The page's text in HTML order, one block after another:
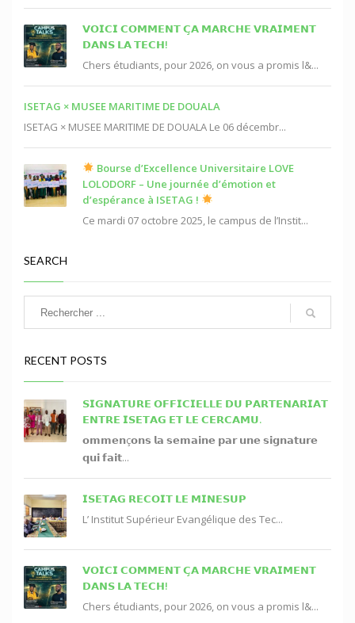
𝗩𝗢𝗜𝗖𝗜 𝗖𝗢𝗠𝗠𝗘𝗡𝗧 𝗖̧𝗔 𝗠𝗔𝗥𝗖𝗛𝗘 𝗩𝗥𝗔𝗜𝗠𝗘𝗡𝗧
𝗗𝗔𝗡𝗦 𝗟𝗔 𝗧𝗘𝗖𝗛!
Chers étudiants, pour 2026, on vous a promis l&...
ISETAG × MUSEE MARITIME DE DOUALA
ISETAG × MUSEE MARITIME DE DOUALA Le 06 décembr...
Bourse d’Excellence Universitaire LOVE
LOLODORF – Une journée d’émotion et
d’espérance à ISETAG !
Ce mardi 07 octobre 2025, le campus de l’Instit...
SEARCH
RECENT POSTS
𝗦𝗜𝗚𝗡𝗔𝗧𝗨𝗥𝗘 𝗢𝗙𝗙𝗜𝗖𝗜𝗘𝗟𝗟𝗘 𝗗𝗨 𝗣𝗔𝗥𝗧𝗘𝗡𝗔𝗥𝗜𝗔𝗧
𝗘𝗡𝗧𝗥𝗘 𝗜𝗦𝗘𝗧𝗔𝗚 𝗘𝗧 𝗟𝗘 𝗖𝗘𝗥𝗖𝗔𝗠𝗨.
𝗼𝗺𝗺𝗲𝗻ç𝗼𝗻𝘀 𝗹𝗮 𝘀𝗲𝗺𝗮𝗶𝗻𝗲 𝗽𝗮𝗿 𝘂𝗻𝗲 𝘀𝗶𝗴𝗻𝗮𝘁𝘂𝗿𝗲
𝗾𝘂𝗶 𝗳𝗮𝗶𝘁...
𝗜𝗦𝗘𝗧𝗔𝗚 𝗥𝗘𝗖𝗢𝗜𝗧 𝗟𝗘 𝗠𝗜𝗡𝗘𝗦𝗨𝗣
L’ Institut Supérieur Evangélique des Tec...
𝗩𝗢𝗜𝗖𝗜 𝗖𝗢𝗠𝗠𝗘𝗡𝗧 𝗖̧𝗔 𝗠𝗔𝗥𝗖𝗛𝗘 𝗩𝗥𝗔𝗜𝗠𝗘𝗡𝗧
𝗗𝗔𝗡𝗦 𝗟𝗔 𝗧𝗘𝗖𝗛!
Chers étudiants, pour 2026, on vous a promis l&...